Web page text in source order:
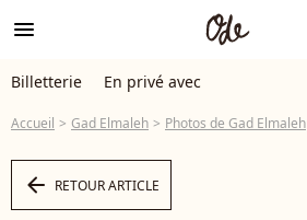
menu
Billetterie En privé avec
Accueil Gad Elmaleh Photos de Gad Elmaleh
arrow_left RETOUR ARTICLE